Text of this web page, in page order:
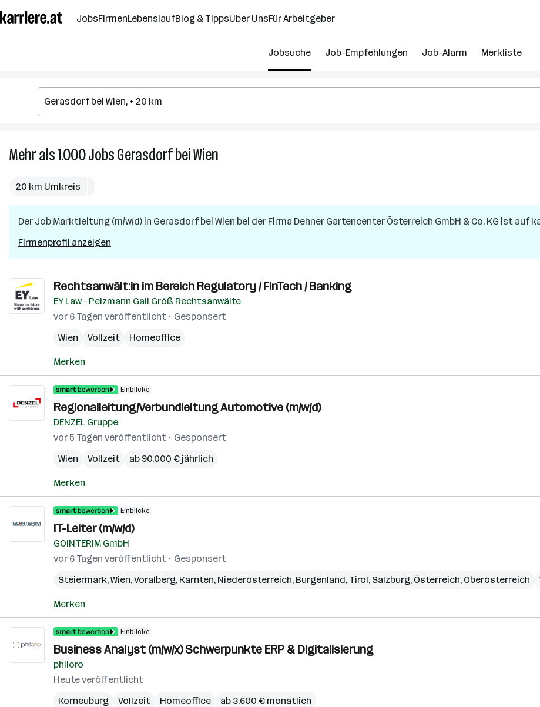
Seiteninhalt
springen
JobsFirmenLebenslaufBlog & TippsÜber UnsFür Arbeitgeber
Jobsuche Job-Empfehlungen Job-Alarm Merkliste
Mehr als 1.000JobsGerasdorf bei Wien
in
Gerasdorf
20 km Umkreis
Der Job Marktleitung (m/w/d) in Gerasdorf bei Wien bei der Firma Dehner Gartencenter Österreich GmbH & Co. KG ist auf
Firmenprofil anzeigen
Rechtsanwält:in im Bereich Regulatory / FinTech / Banking
EY Law – Pelzmann Gall Größ Rechtsanwälte
vor 6 Tagen veröffentlicht
Gesponsert
Wien
Vollzeit Homeoffice
Merken
Einblicke
Regionalleitung/Verbundleitung Automotive (m/w/d)
DENZEL Gruppe
vor 5 Tagen veröffentlicht
Gesponsert
Wien
Vollzeit ab 90.000 € jährlich
Merken
Einblicke
IT-Leiter (m/w/d)
GOiNTERIM GmbH
vor 6 Tagen veröffentlicht
Gesponsert
Steiermark,Wien,Voralberg, Kärnten, Niederösterreich, Burgenland, Tirol, Salzburg, Österreich, Oberösterreich
Merken
Einblicke
Business Analyst (m/w/x) Schwerpunkte ERP & Digitalisierung
philoro
Heute veröffentlicht
Korneuburg
Vollzeit Homeoffice ab 3.600 € monatlich